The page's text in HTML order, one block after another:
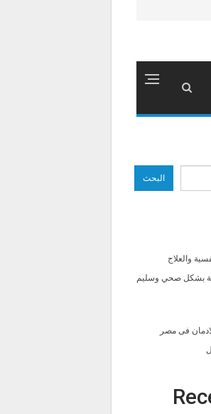
البحث
والعلاج
بشكل صحي وسليم
فى مصر